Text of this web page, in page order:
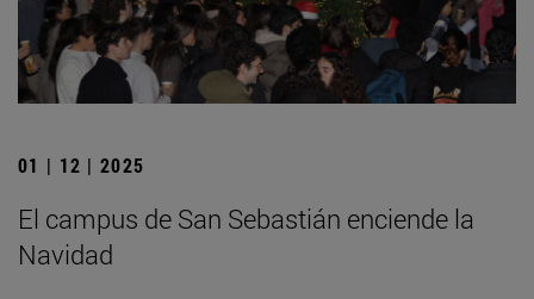
01 | 12 | 2025
El campus de San Sebastián enciende la
Navidad